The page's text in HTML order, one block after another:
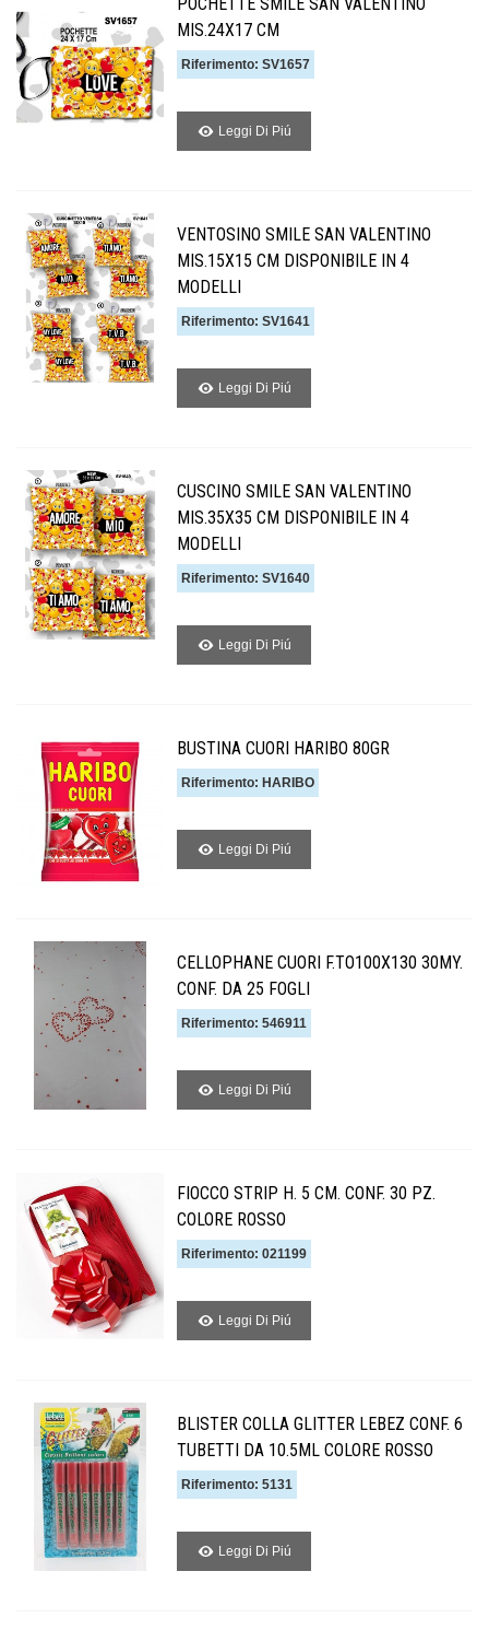
MIS.24X17 CM
Riferimento: SV1657
Leggi Di Piú
VENTOSINO SMILE SAN VALENTINO
MIS.15X15 CM DISPONIBILE IN 4
MODELLI
Riferimento: SV1641
Leggi Di Piú
CUSCINO SMILE SAN VALENTINO
MIS.35X35 CM DISPONIBILE IN 4
MODELLI
Riferimento: SV1640
Leggi Di Piú
BUSTINA CUORI HARIBO 80GR
Riferimento: HARIBO
Leggi Di Piú
CELLOPHANE CUORI F.TO100X130 30MY.
CONF. DA 25 FOGLI
Riferimento: 546911
Leggi Di Piú
FIOCCO STRIP H. 5 CM. CONF. 30 PZ.
COLORE ROSSO
Riferimento: 021199
Leggi Di Piú
BLISTER COLLA GLITTER LEBEZ CONF. 6
TUBETTI DA 10.5ML COLORE ROSSO
Riferimento: 5131
Leggi Di Piú